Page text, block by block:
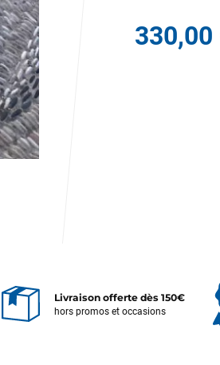
330,00
Livraison offerte dès 150€
hors promos et occasions